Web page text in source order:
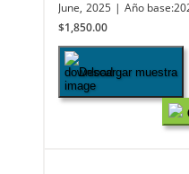
June, 2025 | Año
$1,850.00
Descargar muestra